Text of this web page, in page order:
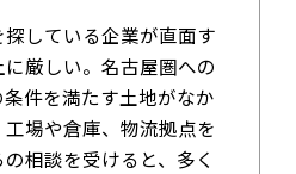
している企業が直面す
厳しい。名古屋圏への
件を満たす土地がなか
場や倉庫、物流拠点を
相談を受けると、多く